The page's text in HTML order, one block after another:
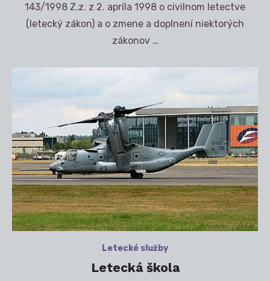
143/1998 Z.z. z 2. apríla 1998 o civilnom letectve
(letecký zákon) a o zmene a doplnení niektorých
zákonov …
Letecké služby
Letecká škola